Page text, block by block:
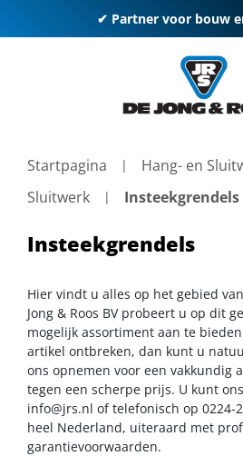
✔ Partner voor bouw
Startpagina
Hang- en
Sluitwerk
Insteekgrendels
Insteekgrendels
Hier vindt u alles op het gebied
Jong & Roos BV probeert u op dit
mogelijk assortiment aan te
artikel ontbreken, dan kunt u
ons opnemen voor een vakkundig
tegen een scherpe prijs. U kunt
info@jrs.nl of telefonisch op 0224-
heel Nederland, uiteraard met
garantievoorwaarden.